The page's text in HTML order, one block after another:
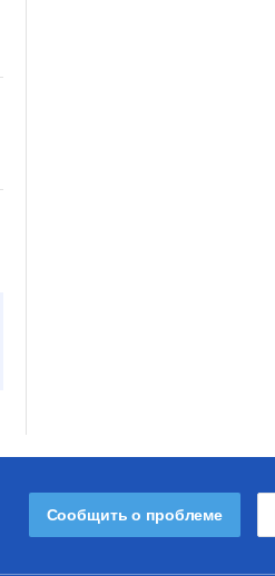
Сообщить о проблеме